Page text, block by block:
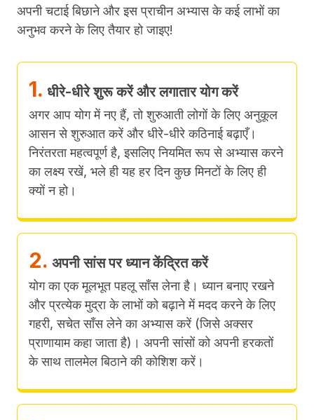
अपनी चटाई बिछाने और इस प्राचीन अभ्यास के कई लाभों का
अनुभव करने के लिए तैयार हो जाइए!
1. धीरे-धीरे शुरू करें और लगातार योग करें
अगर आप योग में नए हैं, तो शुरुआती लोगों के लिए अनुकूल
आसन से शुरुआत करें और धीरे-धीरे कठिनाई बढ़ाएँ।
निरंतरता महत्वपूर्ण है, इसलिए नियमित रूप से अभ्यास करने
का लक्ष्य रखें, भले ही यह हर दिन कुछ मिनटों के लिए ही
क्यों न हो।
2. अपनी सांस पर ध्यान केंद्रित करें
योग का एक मूलभूत पहलू साँस लेना है। ध्यान बनाए रखने
और प्रत्येक मुद्रा के लाभों को बढ़ाने में मदद करने के लिए
गहरी, सचेत साँस लेने का अभ्यास करें (जिसे अक्सर
प्राणायाम कहा जाता है)। अपनी सांसों को अपनी हरकतों
के साथ तालमेल बिठाने की कोशिश करें।